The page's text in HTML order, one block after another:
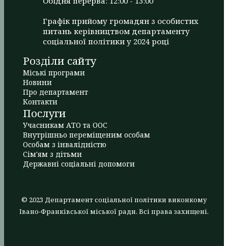
Графік прийому громадян з особистих
питань керівництвом департаменту
соціальної політики у 2024 році
Розділи сайту
Міські програми
Новини
Про департамент
Контакти
Послуги
Учасникам АТО та ООС
Внутрішньо переміщеним особам
Особам з інвалідністю
Сім'ям з дітьми
Державні соціальні допомоги
© 2023 Департамент соціальної політики виконкому
Івано-Франківської міської ради. Всі права захищені.